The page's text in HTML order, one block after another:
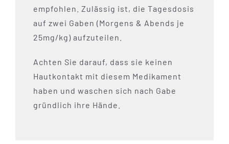
empfohlen. Zulässig ist, die Tagesdosis
auf zwei Gaben (Morgens & Abends je
25mg/kg) aufzuteilen.
Achten Sie darauf, dass sie keinen
Hautkontakt mit diesem Medikament
haben und waschen sich nach Gabe
gründlich ihre Hände.